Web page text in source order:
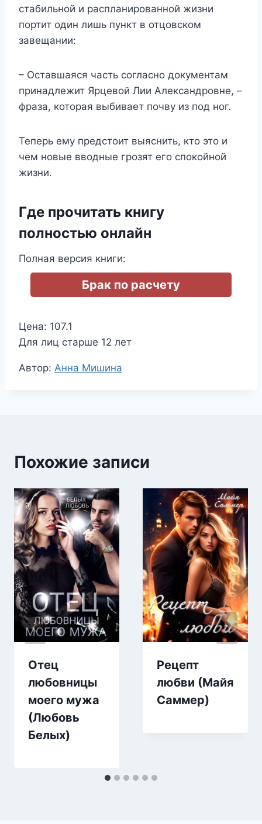
стабильной и распланированной жизни
портит один лишь пункт в отцовском
завещании:
– Оставшаяся часть согласно документам
принадлежит Ярцевой Лии Александровне, –
фраза, которая выбивает почву из под ног.
Теперь ему предстоит выяснить, кто это и
чем новые вводные грозят его спокойной
жизни.
Где прочитать книгу
полностью онлайн
Полная версия книги:
Брак по расчету
Цена: 107.1
Для лиц старше 12 лет
Метки
Автор: Анна Мишина
Похожие записи
Отец
любовницы
моего мужа
(Любовь
Белых)
Рецепт
любви (Майя
Саммер)